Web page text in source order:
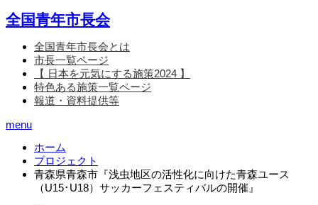
全国青年市長会
全国青年市長会とは
市長一覧ページ
【 日本を元気にする施策2024 】
特色ある施策一覧ページ
報道・資料提供等
menu
ホーム
プロジェクト
青森県青森市『浅虫地区の活性化に向けた青森ユース
（U15･U18）サッカーフェスティバルの開催』